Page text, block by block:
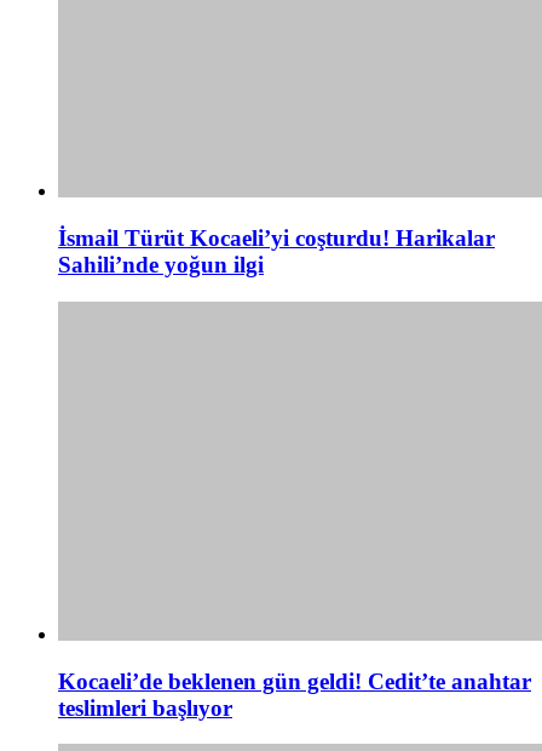
İsmail Türüt Kocaeli’yi coşturdu! Harikalar
Sahili’nde yoğun ilgi
Kocaeli’de beklenen gün geldi! Cedit’te anahtar
teslimleri başlıyor